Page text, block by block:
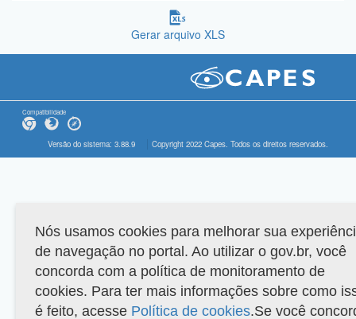
Gerar arquivo XLS
Compatibilidade
Versão do sistema: 3.88.9 Copyright 2022 Capes. Todos os direitos reservados.
Nós usamos cookies para melhorar sua
de navegação no portal. Ao utilizar o gov.br, você
concorda com a política de monitoramento de
cookies. Para ter mais informações sobre como
é feito, acesse Política de cookies.Se você